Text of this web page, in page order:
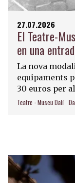
27.07.2026
El Teatre-
en una
La nova
equipaments
30 euros per
Teatre - Museu Dalí